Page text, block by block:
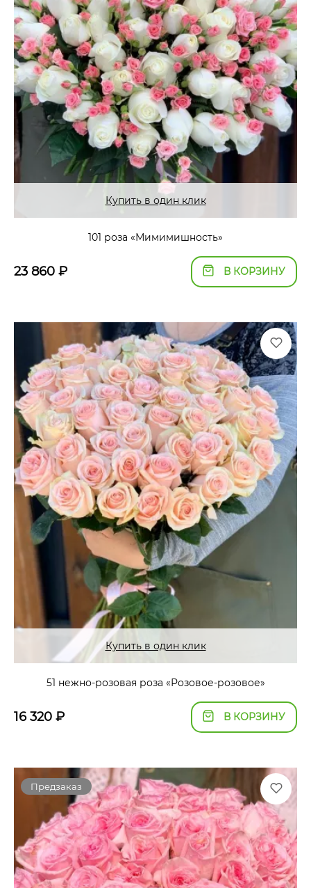
Купить в один клик
101 роза «Мимимишность»
23 860 ₽ В КОРЗИНУ
Купить в один клик
51 нежно-розовая роза «Розовое-розовое»
16 320 ₽ В КОРЗИНУ
Предзаказ